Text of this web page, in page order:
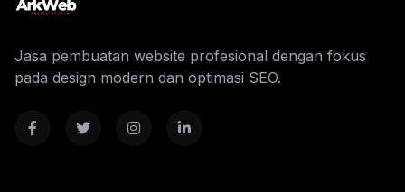
Jasa pembuatan website profesional dengan fokus
pada design modern dan optimasi SEO.